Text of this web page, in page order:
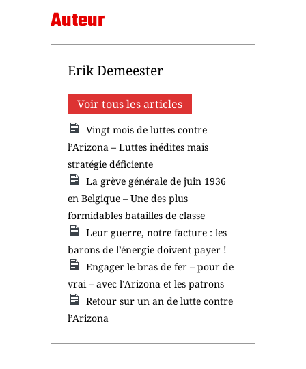
Auteur
Erik Demeester
Voir tous les articles
Vingt mois de luttes contre
l’Arizona – Luttes inédites mais
stratégie déficiente
La grève générale de juin 1936
en Belgique – Une des plus
formidables batailles de classe
Leur guerre, notre facture : les
barons de l’énergie doivent payer !
Engager le bras de fer – pour de
vrai – avec l’Arizona et les patrons
Retour sur un an de lutte contre
l’Arizona